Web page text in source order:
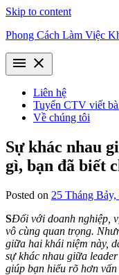
Skip to content
Phong Cách Làm Việc
menu close
Liên hệ
Tuyển CTV viết
Về chúng tôi
Sự khác nhau
gì, bạn đã biết
Posted on 25 Tháng Bảy,
SĐối với doanh nghiệp,
vô cùng quan trọng.
giữa hai khái niệm này,
sự khác nhau giữa
giúp bạn hiểu rõ hơn vấn